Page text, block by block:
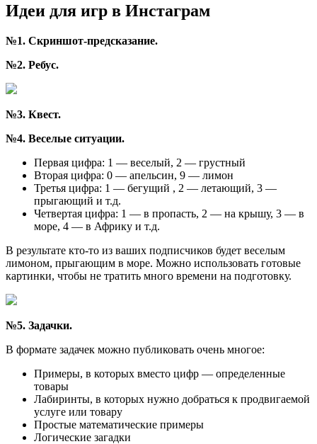
Идеи для игр в Инстаграм
№1. Скриншот-предсказание.
№2. Ребус.
№3. Квест.
№4. Веселые ситуации.
Первая цифра: 1 — веселый, 2 — грустный
Вторая цифра: 0 — апельсин, 9 — лимон
Третья цифра: 1 — бегущий , 2 — летающий, 3 —
прыгающий и т.д.
Четвертая цифра: 1 — в пропасть, 2 — на крышу, 3 — в
море, 4 — в Африку и т.д.
В результате кто-то из ваших подписчиков будет веселым
лимоном, прыгающим в море. Можно использовать готовые
картинки, чтобы не тратить много времени на подготовку.
№5. Задачки.
В формате задачек можно публиковать очень многое:
Примеры, в которых вместо цифр — определенные
товары
Лабиринты, в которых нужно добраться к продвигаемой
услуге или товару
Простые математические примеры
Логические загадки